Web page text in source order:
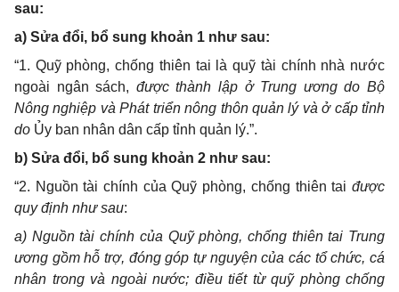
sau:
a) Sửa đổi, bổ sung khoản 1 như sau:
“1. Quỹ phòng, chống thiên tai là quỹ tài chính nhà nước
ngoài ngân sách, được thành lập ở Trung ương do Bộ
Nông nghiệp và Phát triển nông thôn quản lý và ở cấp tỉnh
do Ủy ban nhân dân cấp tỉnh quản lý.”.
b) Sửa đổi, bổ sung khoản 2 như sau:
“2. Nguồn tài chính của Quỹ phòng, chống thiên tai được
quy định như sau:
a) Nguồn tài chính của Quỹ phòng, chống thiên tai Trung
ương gồm hỗ trợ, đóng góp tự nguyện của các tổ chức, cá
nhân trong và ngoài nước; điều tiết từ quỹ phòng chống